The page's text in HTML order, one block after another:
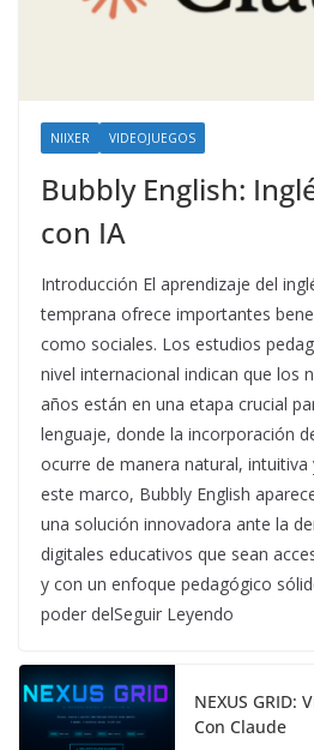
NIIXER VIDEOJUEGOS
Bubbly English:
con IA
Introducción El aprendizaje del
temprana ofrece importantes
como sociales. Los estudios
nivel internacional indican que los
años están en una etapa crucial
lenguaje, donde la incorporación
ocurre de manera natural, intuitiva
este marco, Bubbly English
una solución innovadora ante la
digitales educativos que sean
y con un enfoque pedagógico
poder delSeguir Leyendo
NEXUS GRID:
Con Claude